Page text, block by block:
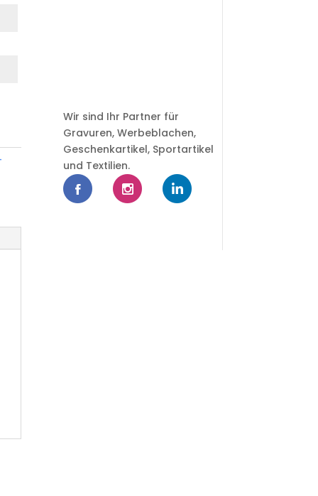
Wir sind Ihr Partner für
Gravuren, Werbeblachen,
Geschenkartikel, Sportartikel
und Textilien.